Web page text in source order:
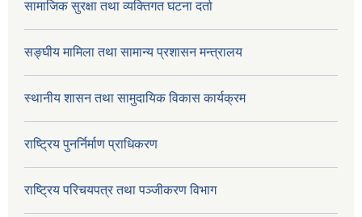
सामाजिक सुरक्षा तथा व्यक्तिगत घटना दर्ता
सङ्घीय मामिला तथा सामान्य प्रशासन मन्त्रालय
स्थानीय शासन तथा सामुदायिक विकास कार्यक्रम
राष्ट्रिय पुनर्निर्माण प्राधिकरण
राष्ट्रिय परिचयपत्र तथा पञ्जीकरण विभाग